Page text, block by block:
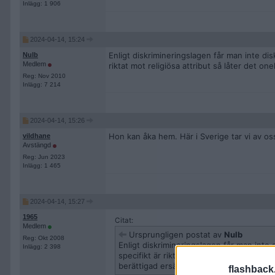
Inlägg: 1 906
2024-04-14, 15:24
Nulb
Medlem
Reg: Nov 2010
Inlägg: 7 214
Enligt diskrimineringslagen får man inte
riktat mot religiösa attribut så låter det
2024-04-14, 15:26
vildhane
Avstängd
Reg: Jun 2023
Inlägg: 1 465
Hon kan åka hem. Här i Sverige tar vi av
2024-04-14, 15:27
1965
Medlem
Reg: Okt 2008
Inlägg: 2 398
Citat:
Ursprungligen postat av Nulb
Enligt diskrimineringslagen får man
specifikt är riktat mot religiösa attribut
berättigad ersättning.